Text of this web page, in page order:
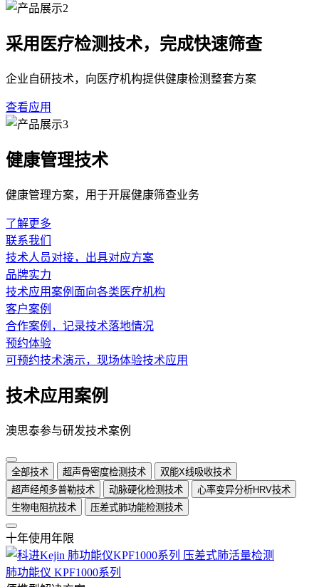
采用医疗检测技术，完成快速筛查
企业自研技术，向医疗机构提供健康检测整套方案
查看应用
健康管理技术
健康管理方案，用于开展健康筛查业务
了解更多
联系我们
技术人员对接，出具对应方案
品牌实力
技术应用案例面向各类医疗机构
客户案例
合作案例，记录技术落地情况
预约体验
可预约技术演示，现场体验技术应用
技术应用案例
澳思泰参与研发技术案例
全部技术 超声骨密度检测技术
双能X线吸收技术
超声经颅多普勒技术
动脉硬化检测技术
心率变异分析HRV技术
生物电阻抗技术
压差式肺功能检测技术
十年使用年限
肺功能仪 KPF1000系列